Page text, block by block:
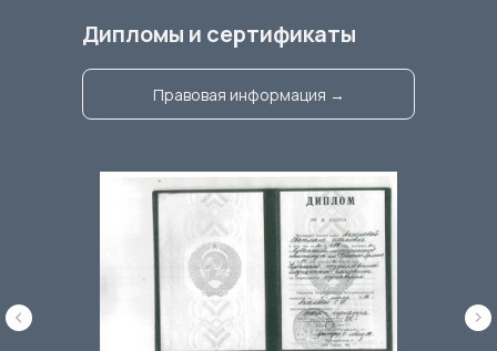
Дипломы и сертификаты
Правовая информация →